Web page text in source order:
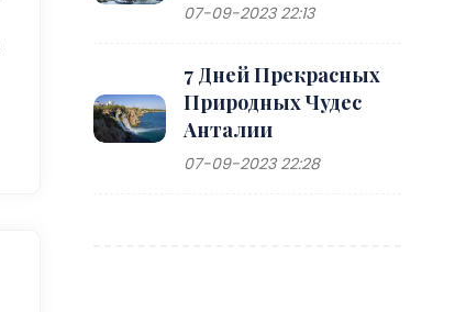
07-09-2023 22:13
7 Дней Прекрасных
Природных Чудес
Анталии
07-09-2023 22:28